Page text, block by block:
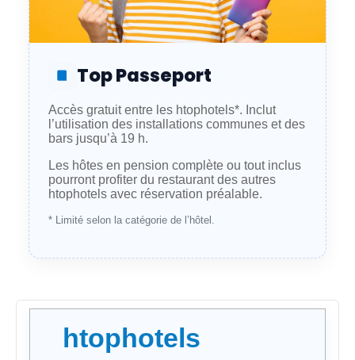
htophotels
Top Passeport
Accès gratuit entre les htophotels*. Inclut
l’utilisation des installations communes et des
bars jusqu’à 19 h.
Les hôtes en pension complète ou tout inclus
pourront profiter du restaurant des autres
htophotels avec réservation préalable.
* Limité selon la catégorie de l’hôtel.